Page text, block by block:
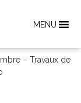
MENU
– Travaux de